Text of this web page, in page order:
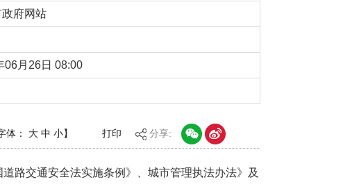
府网站
06月26日 08:00
体： 大 中 小】 打印 分享:
路交通安全法实施条例》、城市管理执法办法》及